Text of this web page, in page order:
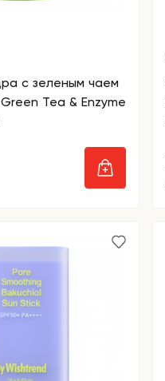
с зеленым чаем
Tea & Enzyme